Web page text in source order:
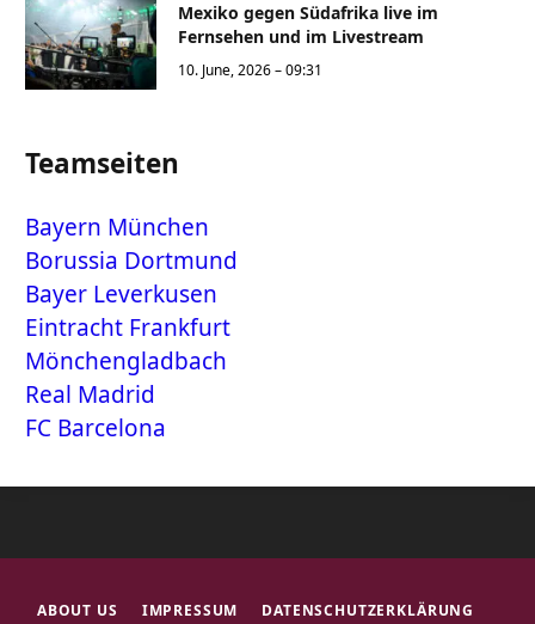
Mexiko gegen Südafrika live im
Fernsehen und im Livestream
10. June, 2026 – 09:31
Teamseiten
Bayern München
Borussia Dortmund
Bayer Leverkusen
Eintracht Frankfurt
Mönchengladbach
Real Madrid
FC Barcelona
ABOUT US IMPRESSUM DATENSCHUTZERKLÄRUNG